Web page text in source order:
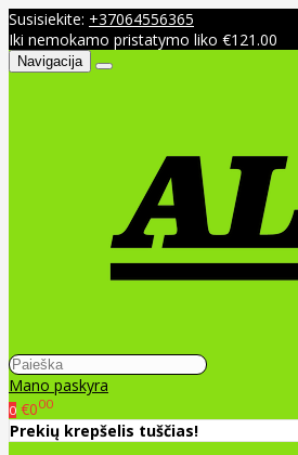
Susisiekite: +37064556365
Iki nemokamo pristatymo liko €121.00
Navigacija
Mano paskyra
0 €000
Prekių krepšelis tuščias!